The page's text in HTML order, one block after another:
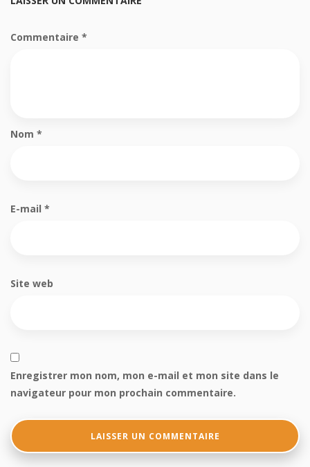
Commentaire *
Nom *
E-mail *
Site web
Enregistrer mon nom, mon e-mail et mon site dans le
navigateur pour mon prochain commentaire.